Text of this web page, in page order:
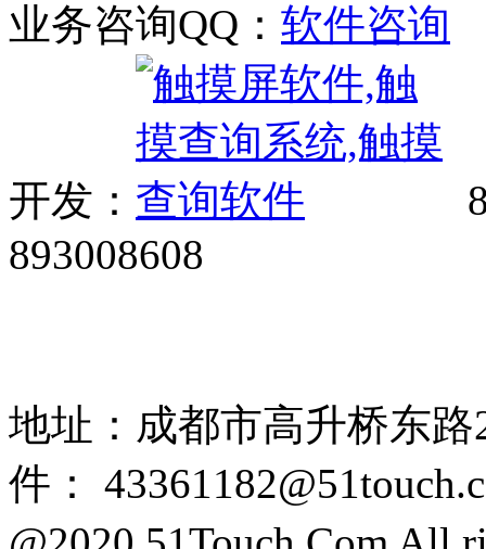
业务咨询QQ：
开发：
893008608
地址：成都市高升桥东
件：